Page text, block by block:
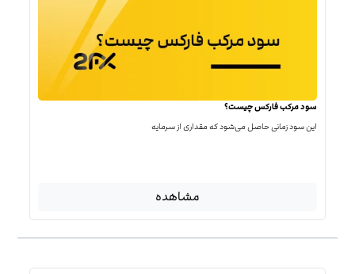
سود مرکب فارکس چیست؟
این سود زمانی حاصل می‌شود که مقداری از سرمایه
مشاهده